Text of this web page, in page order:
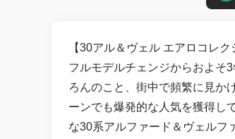
【30アル＆ヴェル エアロコレ
フルモデルチェンジからおよそ
ろんのこと、街中で頻繁に見か
ーンでも爆発的な人気を獲得し
な30系アルファード＆ヴェルフ